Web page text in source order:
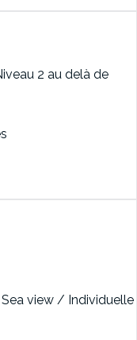
2 au delà de
view / Individuelle